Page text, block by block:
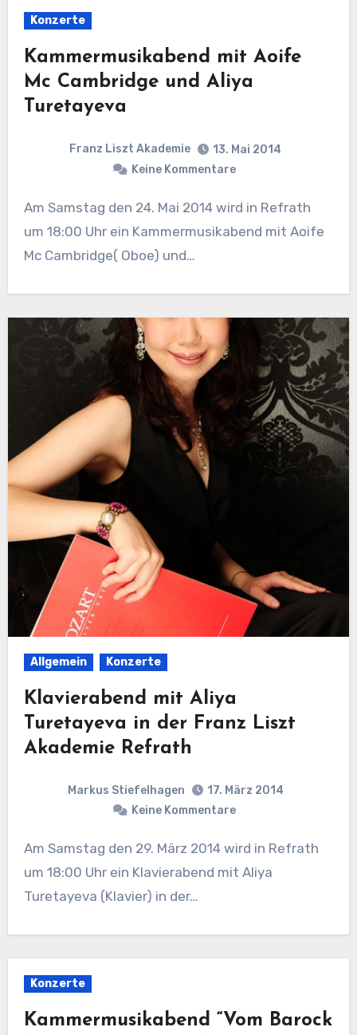
Konzerte
Kammermusikabend mit Aoife
Mc Cambridge und Aliya
Turetayeva
Franz Liszt Akademie
13. Mai 2014
Keine Kommentare
Am Samstag den 24. Mai 2014 wird in Refrath
um 18:00 Uhr ein Kammermusikabend mit Aoife
Mc Cambridge( Oboe) und…
Allgemein Konzerte
Klavierabend mit Aliya
Turetayeva in der Franz Liszt
Akademie Refrath
Markus Stiefelhagen
17. März 2014
Keine Kommentare
Am Samstag den 29. März 2014 wird in Refrath
um 18:00 Uhr ein Klavierabend mit Aliya
Turetayeva (Klavier) in der…
Konzerte
Kammermusikabend “Vom Barock